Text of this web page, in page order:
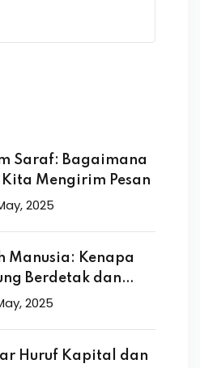
Saraf: Bagaimana
Mengirim Pesan
2025
Manusia: Kenapa
Berdetak dan
2025
Huruf Kapital dan